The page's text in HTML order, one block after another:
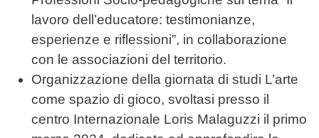
lavoro dell’educatore: testimonianze,
esperienze e riflessioni”, in collaborazione
con le associazioni del territorio.
Organizzazione della giornata di studi L’arte
come spazio di gioco, svoltasi presso il
centro Internazionale Loris Malaguzzi il primo